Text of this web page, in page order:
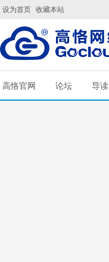
设为首页 收藏本站
高恪官网 论坛 导读